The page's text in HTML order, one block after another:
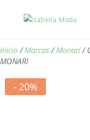
Inicio/Marcas/Monari/
MONARI
- 20%